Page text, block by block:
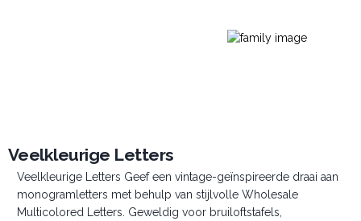
Veelkleurige Letters
Veelkleurige Letters Geef een vintage-geïnspireerde draai aan
monogramletters met behulp van stijlvolle Wholesale
Multicolored Letters. Geweldig voor bruiloftstafels,